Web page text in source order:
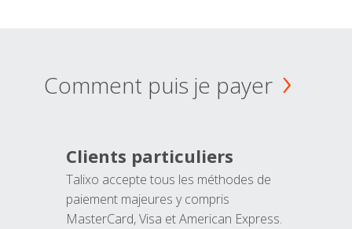
Comment puis je payer
Clients particuliers
Talixo accepte tous les méthodes de
paiement majeures y compris
MasterCard, Visa et American Express.